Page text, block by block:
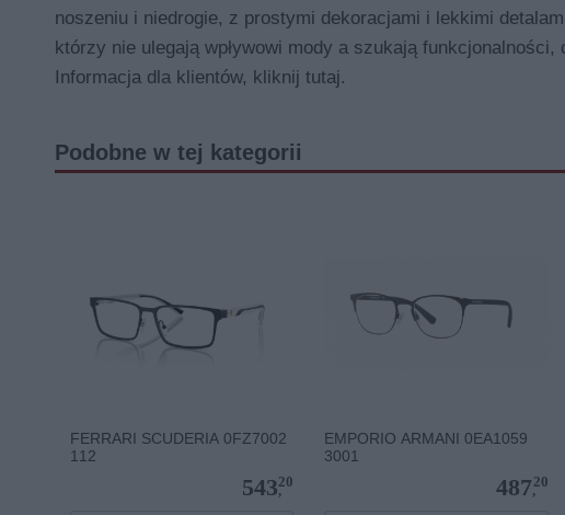
noszeniu i niedrogie, z prostymi dekoracjami i lekkimi
którzy nie ulegają wpływowi mody a szukają
Informacja dla klientów, kliknij tutaj.
Podobne w tej kategorii
FERRARI SCUDERIA 0FZ7002
112
543,
20
EMPORIO ARMANI 0EA1059
3001
487,
20